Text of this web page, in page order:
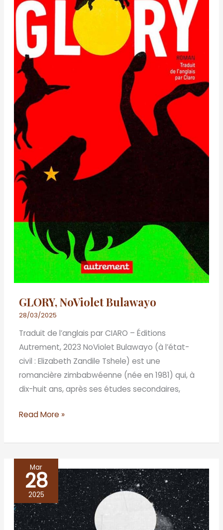
GLORY, NoViolet Bulawayo
28/03/2025
Traduit de l’anglais par CIARO – Éditions
Autrement, 2023 NoViolet Bulawayo (à l’état-
civil : Elizabeth Zandile Tshele) est une
romancière zimbabwéenne (née en 1981) qui, à
dix-huit ans, après ses études secondaires,
Read More »
Mar
28
2025
VEILLEUSE
DU
CALVAIRE,
Lyonel